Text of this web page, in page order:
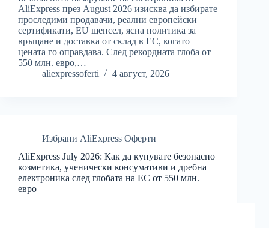
AliExpress през August 2026 изисква да избирате
проследими продавачи, реални европейски
сертификати, EU щепсел, ясна политика за
връщане и доставка от склад в ЕС, когато
цената го оправдава. След рекордната глоба от
550 млн. евро,…
aliexpressoferti
4 август, 2026
Избрани AliExpress Оферти
AliExpress July 2026: Как да купувате безопасно
козметика, ученически консумативи и дребна
електроника след глобата на ЕС от 550 млн.
евро